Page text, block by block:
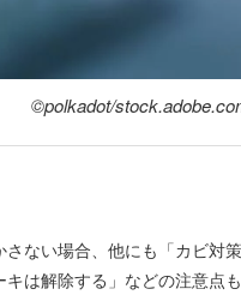
©︎polkadot/
さない場合、他にも「カビ対
キは解除する」などの注意点も